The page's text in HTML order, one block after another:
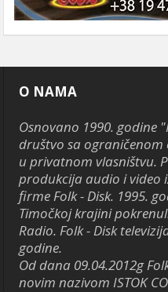
O NAMA
Osnovano 1990. godine
društvo sa ograničenom
u privatnom vlasništvu.
produkcija audio i video
firme Folk - Disk. 1995.
Timočkoj krajini
Radio. Folk - Disk
godine.
Od dana 09.04.2012g
novim nazivom ISTOK